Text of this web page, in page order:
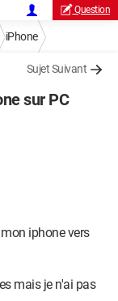
Question
iPhone
Sujet Suivant
sur PC
iphone vers
mais je n'ai pas